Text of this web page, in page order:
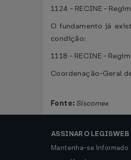
1124 - RECINE -
O fundamento já
condição:
1118 - RECINE -
Coordenação-Geral
Fonte: Siscomex
ASSINAR O LEGISWEB
Mantenha-se informado